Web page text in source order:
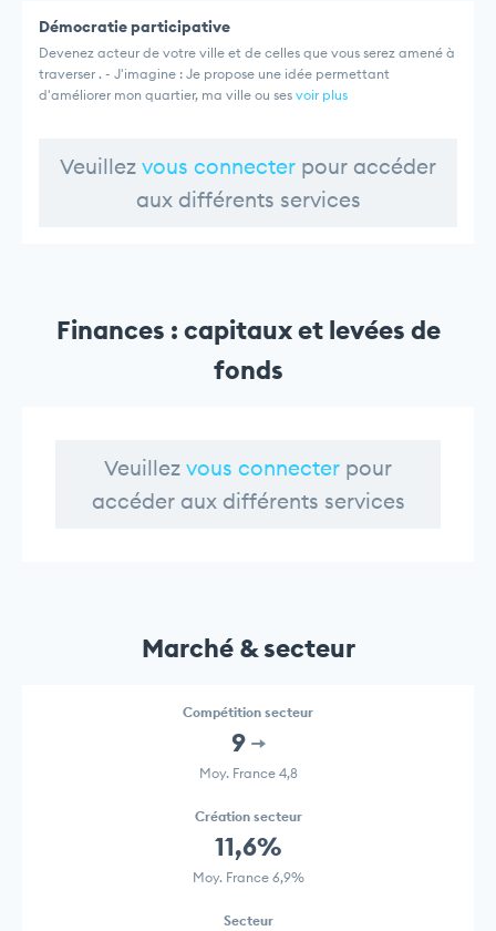
Démocratie participative
Devenez acteur de votre ville et de celles que vous serez amené à
traverser . - J'imagine : Je propose une idée permettant
d'améliorer mon quartier, ma ville ou ses voir plus
Veuillez vous connecter pour accéder
aux différents services
Finances : capitaux et levées de
fonds
Veuillez vous connecter pour
accéder aux différents services
Marché & secteur
Compétition secteur
9
Moy. France 4,8
Création secteur
11,6%
Moy. France 6,9%
Secteur